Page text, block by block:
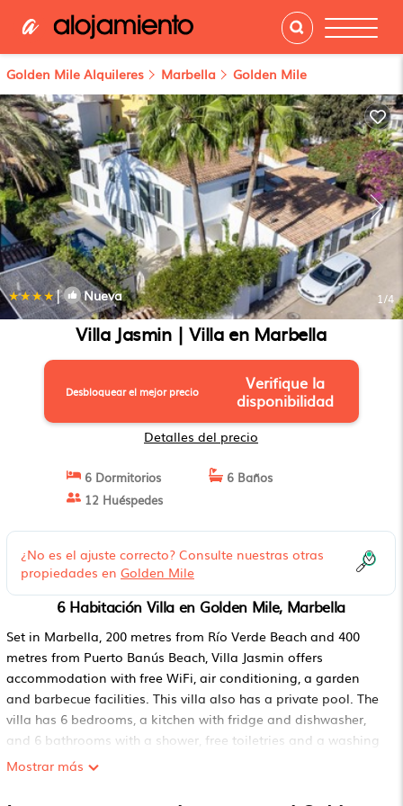
Golden Mile Alquileres Marbella Golden Mile
| Nueva 1/4
Villa Jasmin | Villa en Marbella
Desbloquear el mejor precio
Verifique la
disponibilidad
Detalles del precio
6 Dormitorios
6 Baños
12 Huéspedes
¿No es el ajuste correcto? Consulte nuestras otras
propiedades en Golden Mile
6 Habitación Villa en Golden Mile, Marbella
Set in Marbella, 200 metres from Río Verde Beach and 400
metres from Puerto Banús Beach, Villa Jasmin offers
accommodation with free WiFi, air conditioning, a garden
and barbecue facilities. This villa also has a private pool. The
villa has 6 bedrooms, a kitchen with fridge and dishwasher,
and 6 bathrooms with a shower, free toiletries and a washing
machine. Towels and bed linen are offered in the villa. Nueva
37 km from the property. The nearest airport is Malaga
Mostrar más